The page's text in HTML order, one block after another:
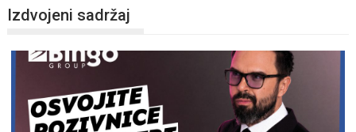
Izdvojeni sadržaj